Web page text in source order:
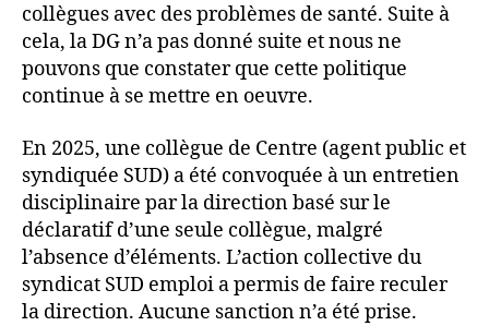
collègues avec des problèmes de santé. Suite à
cela, la DG n’a pas donné suite et nous ne
pouvons que constater que cette politique
continue à se mettre en oeuvre.
En 2025, une collègue de Centre (agent public et
syndiquée SUD) a été convoquée à un entretien
disciplinaire par la direction basé sur le
déclaratif d’une seule collègue, malgré
l’absence d’éléments. L’action collective du
syndicat SUD emploi a permis de faire reculer
la direction. Aucune sanction n’a été prise.